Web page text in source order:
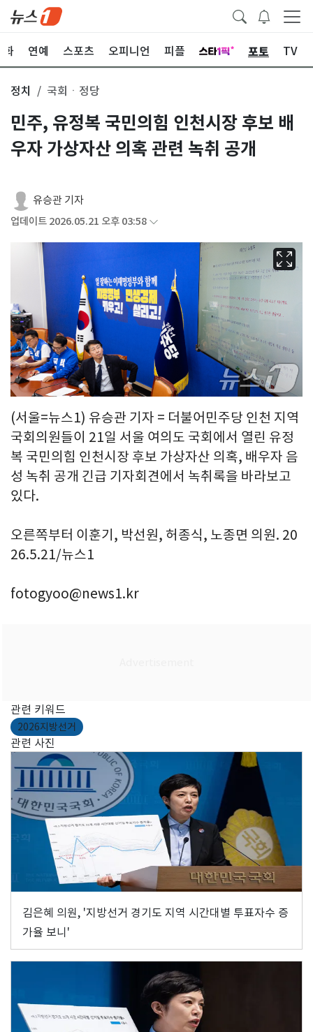
화 연예 스포츠 오피니언 피플 포토 TV
정치 국회ㆍ정당
민주, 유정복 국민의힘 인천시장 후보 배
우자 가상자산 의혹 관련 녹취 공개
유승관 기자
업데이트 2026.05.21 오후 03:58
(서울=뉴스1) 유승관 기자 = 더불어민주당 인천 지역
국회의원들이 21일 서울 여의도 국회에서 열린 유정
복 국민의힘 인천시장 후보 가상자산 의혹, 배우자 음
성 녹취 공개 긴급 기자회견에서 녹취록을 바라보고
있다.
오른쪽부터 이훈기, 박선원, 허종식, 노종면 의원. 20
26.5.21/뉴스1
fotogyoo@news1.kr
관련 키워드
2026지방선거
관련 사진
김은혜 의원, '지방선거 경기도 지역 시간대별 투표자수 증
가율 보니'